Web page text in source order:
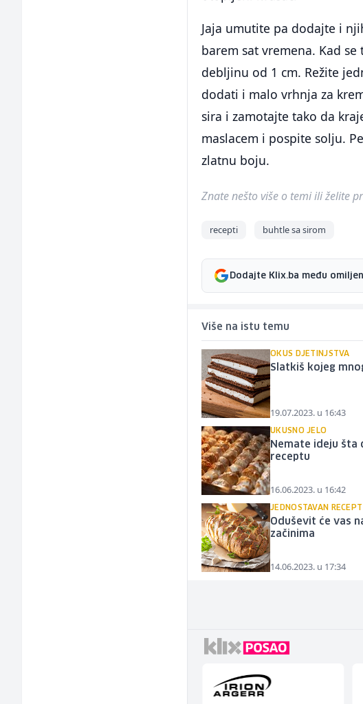
Jaja umutite pa dodajte i
barem sat vremena. Kad
debljinu od 1 cm. Režite
dodati i malo vrhnja za
sira i zamotajte tako da
maslacem i pospite solju.
zlatnu boju.
Znate nešto više o temi ili želite
recepti buhtle sa sirom
Dodajte Klix.ba među
Više na istu temu
OKUS DJETINJSTVA
Slatkiš kojeg
19.07.2023. u 16:43
UKUSNO JELO
Nemate ideju šta
receptu
16.06.2023. u 16:42
JEDNOSTAVAN RECEPT
Oduševit će vas
začinima
14.06.2023. u 17:34